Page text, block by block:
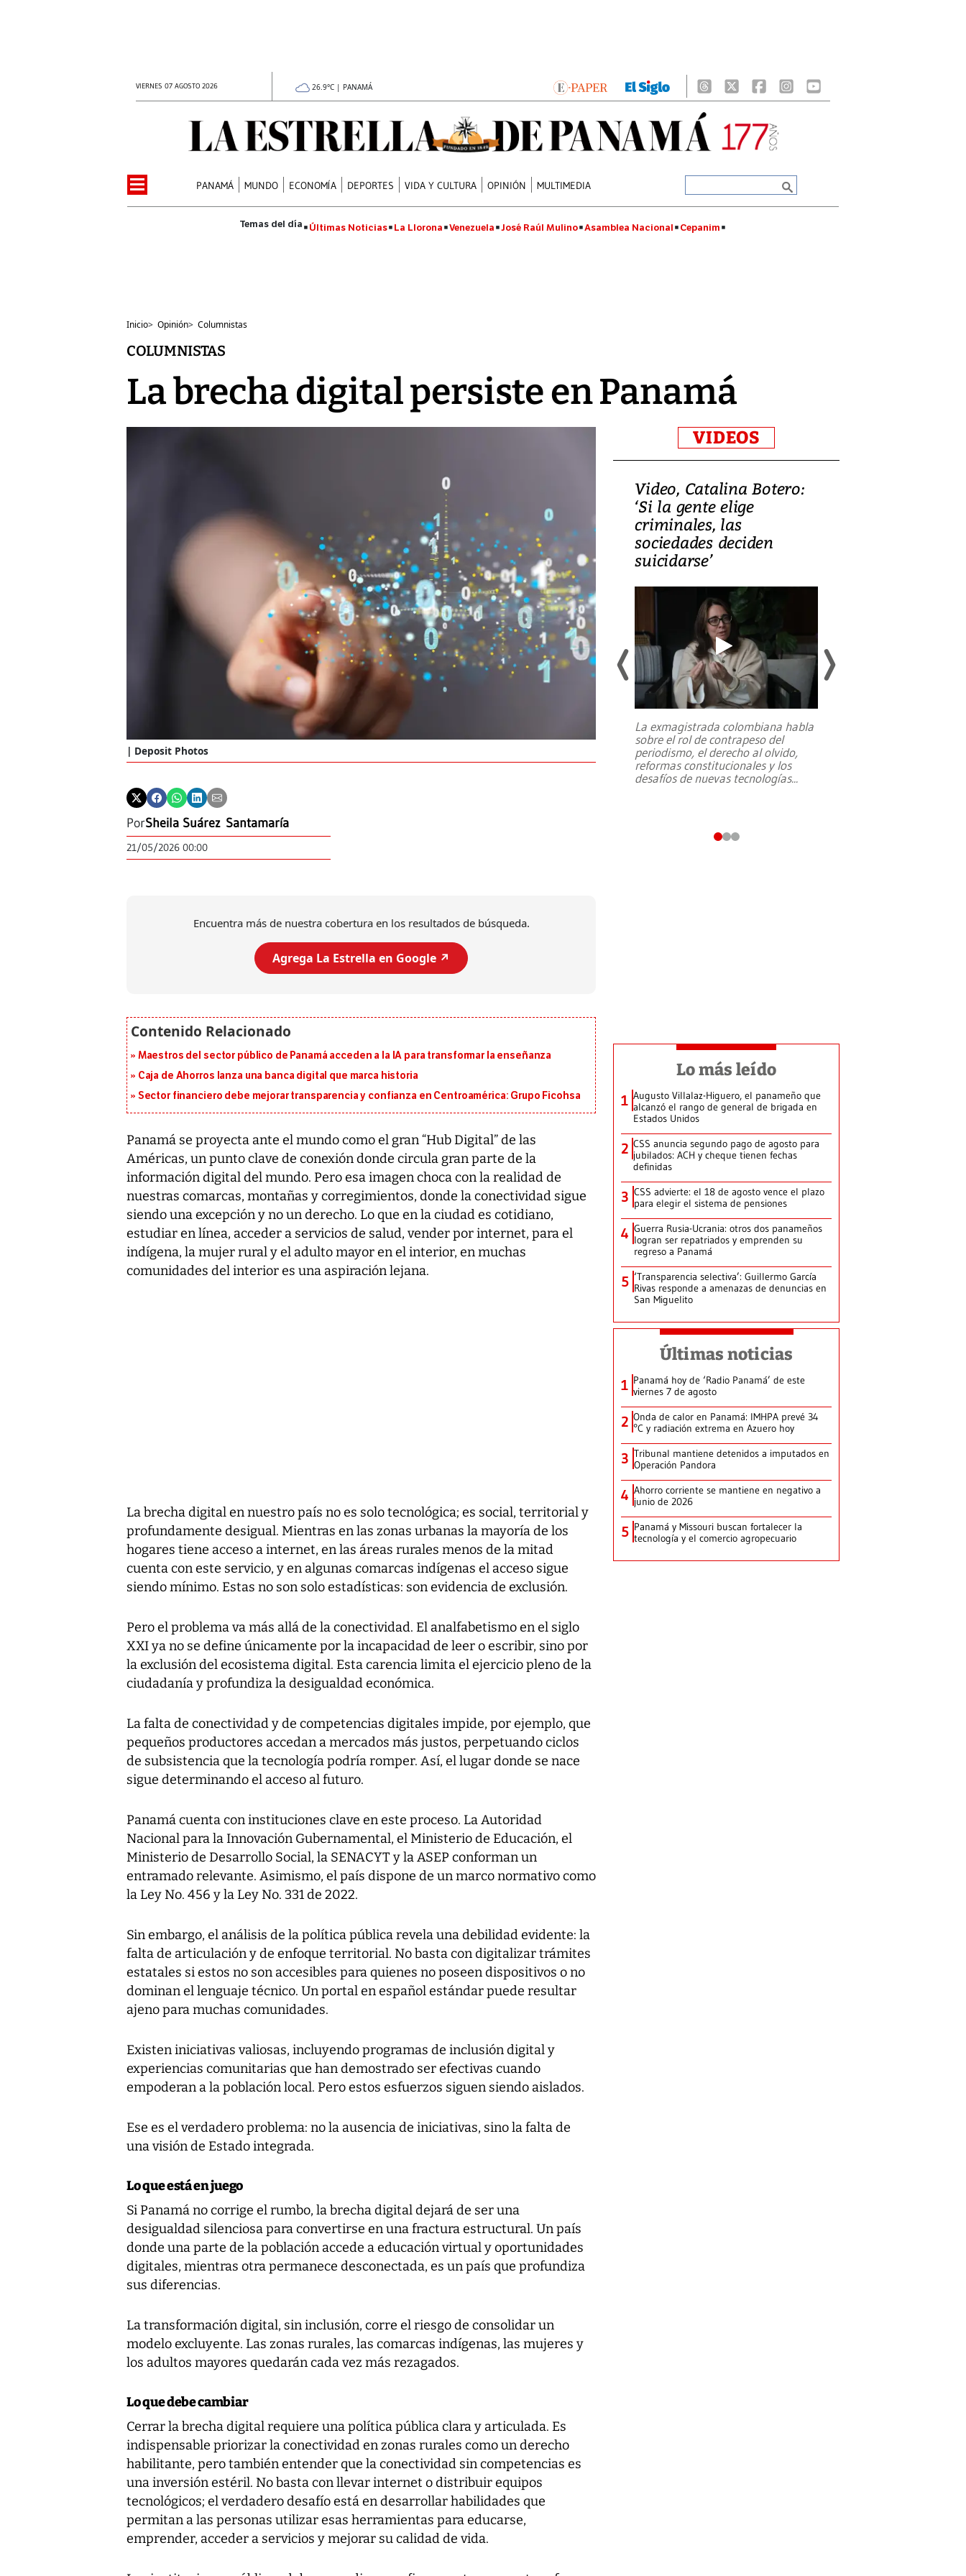
VIERNES 07 AGOSTO 2026 26.9°C | PANAMÁ
PANAMÁ MUNDO ECONOMÍA DEPORTES VIDA Y CULTURA OPINIÓN MULTIMEDIA
Últimas Noticias La Llorona Venezuela José Raúl Mulino Asamblea Nacional Cepanim
Inicio> Opinión> Columnistas
COLUMNISTAS
La brecha digital persiste en Panamá
Deposit Photos
PorSheila Suárez Santamaría
21/05/2026 00:00
Encuentra más de nuestra cobertura en los resultados de búsqueda.
Agrega La Estrella en Google ↗️
Maestros del sector público de Panamá acceden a la IA para transformar la enseñanza
Caja de Ahorros lanza una banca digital que marca historia
Sector financiero debe mejorar transparencia y confianza en Centroamérica: Grupo Ficohsa
Panamá se proyecta ante el mundo como el gran “Hub Digital” de las
Américas, un punto clave de conexión donde circula gran parte de la
información digital del mundo. Pero esa imagen choca con la realidad de
nuestras comarcas, montañas y corregimientos, donde la conectividad sigue
siendo una excepción y no un derecho. Lo que en la ciudad es cotidiano,
estudiar en línea, acceder a servicios de salud, vender por internet, para el
indígena, la mujer rural y el adulto mayor en el interior, en muchas
comunidades del interior es una aspiración lejana.
La brecha digital en nuestro país no es solo tecnológica; es social, territorial y
profundamente desigual. Mientras en las zonas urbanas la mayoría de los
hogares tiene acceso a internet, en las áreas rurales menos de la mitad
cuenta con este servicio, y en algunas comarcas indígenas el acceso sigue
siendo mínimo. Estas no son solo estadísticas: son evidencia de exclusión.
Pero el problema va más allá de la conectividad. El analfabetismo en el siglo
XXI ya no se define únicamente por la incapacidad de leer o escribir, sino por
la exclusión del ecosistema digital. Esta carencia limita el ejercicio pleno de la
ciudadanía y profundiza la desigualdad económica.
La falta de conectividad y de competencias digitales impide, por ejemplo, que
pequeños productores accedan a mercados más justos, perpetuando ciclos
de subsistencia que la tecnología podría romper. Así, el lugar donde se nace
sigue determinando el acceso al futuro.
Panamá cuenta con instituciones clave en este proceso. La Autoridad
Nacional para la Innovación Gubernamental, el Ministerio de Educación, el
Ministerio de Desarrollo Social, la SENACYT y la ASEP conforman un
entramado relevante. Asimismo, el país dispone de un marco normativo como
la Ley No. 456 y la Ley No. 331 de 2022.
Sin embargo, el análisis de la política pública revela una debilidad evidente: la
falta de articulación y de enfoque territorial. No basta con digitalizar trámites
estatales si estos no son accesibles para quienes no poseen dispositivos o no
dominan el lenguaje técnico. Un portal en español estándar puede resultar
ajeno para muchas comunidades.
Existen iniciativas valiosas, incluyendo programas de inclusión digital y
experiencias comunitarias que han demostrado ser efectivas cuando
empoderan a la población local. Pero estos esfuerzos siguen siendo aislados.
Ese es el verdadero problema: no la ausencia de iniciativas, sino la falta de
una visión de Estado integrada.
Lo que está en juego
Si Panamá no corrige el rumbo, la brecha digital dejará de ser una
desigualdad silenciosa para convertirse en una fractura estructural. Un país
donde una parte de la población accede a educación virtual y oportunidades
digitales, mientras otra permanece desconectada, es un país que profundiza
sus diferencias.
La transformación digital, sin inclusión, corre el riesgo de consolidar un
modelo excluyente. Las zonas rurales, las comarcas indígenas, las mujeres y
los adultos mayores quedarán cada vez más rezagados.
Lo que debe cambiar
Cerrar la brecha digital requiere una política pública clara y articulada. Es
indispensable priorizar la conectividad en zonas rurales como un derecho
habilitante, pero también entender que la conectividad sin competencias es
una inversión estéril. No basta con llevar internet o distribuir equipos
tecnológicos; el verdadero desafío está en desarrollar habilidades que
permitan a las personas utilizar esas herramientas para educarse,
emprender, acceder a servicios y mejorar su calidad de vida.
VIDEOS
Video, Japón: Terremoto
deja heridos y graves
daños en Kumamoto
Un fuerte terremoto de magnitud
emergencia de gran...
Video, Catalina Botero:
‘Si la gente elige
criminales, las
sociedades deciden
suicidarse’
La exmagistrada colombiana habla
sobre el rol de contrapeso del
periodismo, el derecho al olvido,
reformas constitucionales y los
desafíos de nuevas tecnologías...
Lo más leído
1 Augusto Villalaz-Higuero, el panameño que
alcanzó el rango de general de brigada en
Estados Unidos
2 CSS anuncia segundo pago de agosto para
jubilados: ACH y cheque tienen fechas
definidas
3 CSS advierte: el 18 de agosto vence el plazo
para elegir el sistema de pensiones
4 Guerra Rusia-Ucrania: otros dos panameños
logran ser repatriados y emprenden su
regreso a Panamá
5 ‘Transparencia selectiva’: Guillermo García
Rivas responde a amenazas de denuncias en
San Miguelito
Últimas noticias
1 Panamá hoy de ‘Radio Panamá’ de este
viernes 7 de agosto
2 Onda de calor en Panamá: IMHPA prevé 34
°C y radiación extrema en Azuero hoy
3 Tribunal mantiene detenidos a imputados en
Operación Pandora
4 Ahorro corriente se mantiene en negativo a
junio de 2026
5 Panamá y Missouri buscan fortalecer la
tecnología y el comercio agropecuario